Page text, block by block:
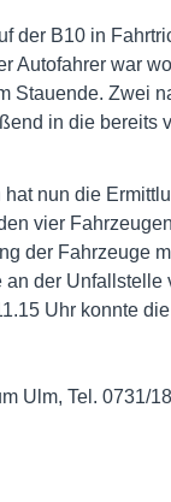
der B10 in
Autofahrer war
Stauende. Zwei
in die bereits
nun die
vier
der Fahrzeuge
der
Uhr konnte
Ulm, Tel. 0731/